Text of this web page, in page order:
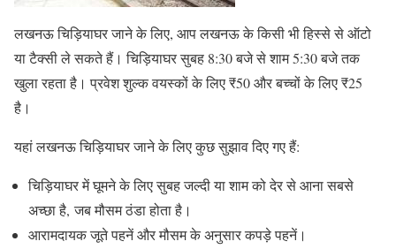
लखनऊ चिड़ियाघर जाने के लिए, आप लखनऊ के किसी भी हिस्से से ऑटो
या टैक्सी ले सकते हैं। चिड़ियाघर सुबह 8:30 बजे से शाम 5:30 बजे तक
खुला रहता है। प्रवेश शुल्क वयस्कों के लिए ₹50 और बच्चों के लिए ₹25
है।
यहां लखनऊ चिड़ियाघर जाने के लिए कुछ सुझाव दिए गए हैं:
चिड़ियाघर में घूमने के लिए सुबह जल्दी या शाम को देर से आना सबसे
अच्छा है, जब मौसम ठंडा होता है।
आरामदायक जूते पहनें और मौसम के अनुसार कपड़े पहनें।